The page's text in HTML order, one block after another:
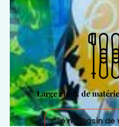
Large choix de
Le magasin